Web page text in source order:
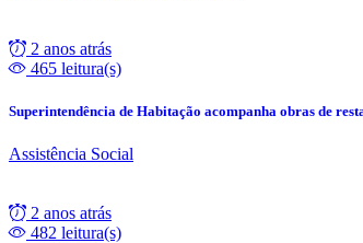
2 anos atrás
465 leitura(s)
Superintendência de Habitação acompanha obras de
Assistência Social
2 anos atrás
482 leitura(s)